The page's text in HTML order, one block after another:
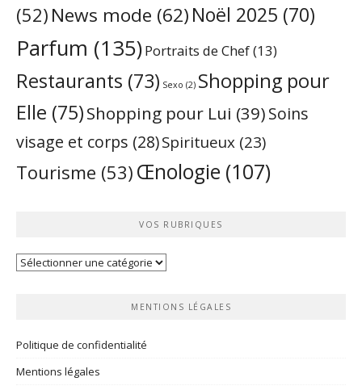
(52) News mode (62)Noël 2025 (70)
Parfum (135)Portraits de Chef(13)
Restaurants (73) Sexo (2) Shopping pour
Elle (75)Shopping pour Lui (39)Soins
visage et corps (28)Spiritueux (23)
Tourisme (53) Œnologie (107)
VOS RUBRIQUES
Vos
MENTIONS LÉGALES
Politique de confidentialité
Mentions légales